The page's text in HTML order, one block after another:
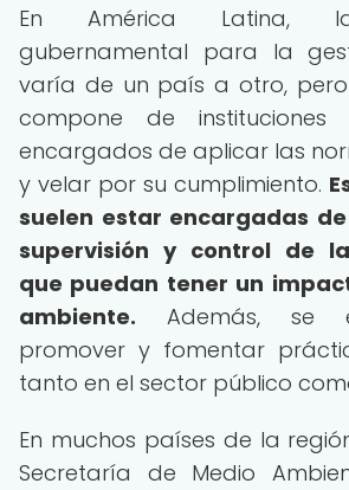
En América Latina,
gubernamental para la
varía de un país a otro, pero
compone de instituciones
encargados de aplicar las
y velar por su cumplimiento.
suelen estar encargadas
supervisión y control de
que puedan tener un
ambiente. Además, se
promover y fomentar
tanto en el sector público
En muchos países de la
Secretaría de Medio